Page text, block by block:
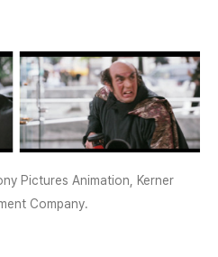
Pictures Animation, Kerner
Company.